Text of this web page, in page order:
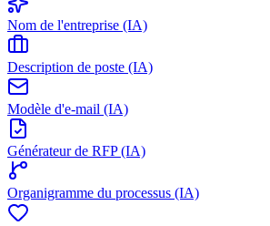
Nom de l'entreprise (IA)
Description de poste (IA)
Modèle d'e-mail (IA)
Générateur de RFP (IA)
Organigramme du processus (IA)